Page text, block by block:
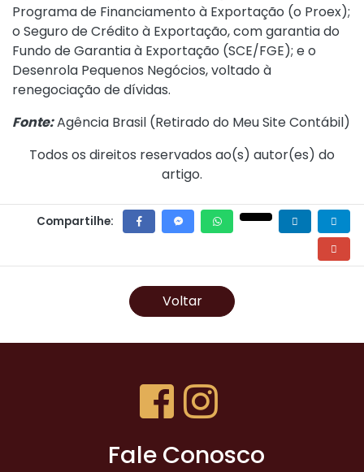
Programa de Financiamento à Exportação (o Proex);
o Seguro de Crédito à Exportação, com garantia do
Fundo de Garantia à Exportação (SCE/FGE); e o
Desenrola Pequenos Negócios, voltado à
renegociação de dívidas.
Fonte:Agência Brasil (Retirado do Meu Site Contábil)
Todos os direitos reservados ao(s) autor(es) do
artigo.
Compartilhe:
Voltar
Fale Conosco